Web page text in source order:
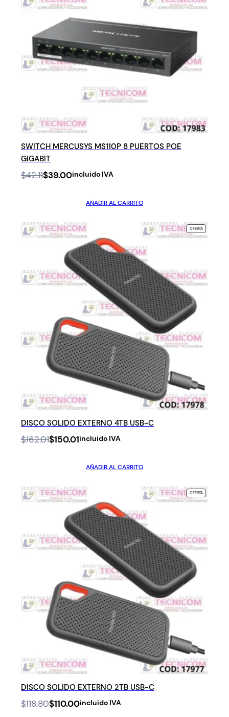
SWITCH MERCUSYS MS110P 8 PUERTOS POE
GIGABIT
$42.11
Original
$39.00
Current
incluido IVA
AÑADIR AL CARRITO
OFERTAPRODUCTO
EN
OFERTA
DISCO SOLIDO EXTERNO 4TB USB-C
$162.01
Original
$150.01
Current
incluido IVA
AÑADIR AL CARRITO
OFERTAPRODUCTO
EN
OFERTA
DISCO SOLIDO EXTERNO 2TB USB-C
$118.80
Original
$110.00
Current
incluido IVA